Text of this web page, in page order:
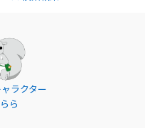
ラクター
ら